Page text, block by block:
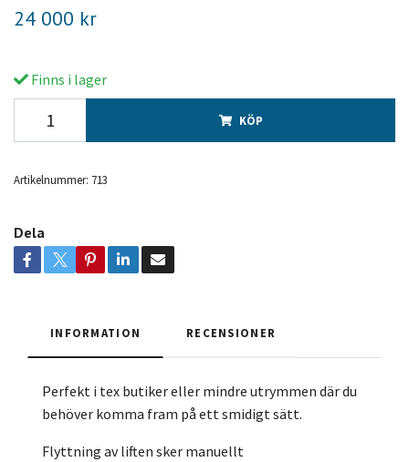
24 000 kr
Finns i lager
KÖP
Artikelnummer: 713
Dela
INFORMATION RECENSIONER
Perfekt i tex butiker eller mindre utrymmen där du
behöver komma fram på ett smidigt sätt.
Flyttning av liften sker manuellt